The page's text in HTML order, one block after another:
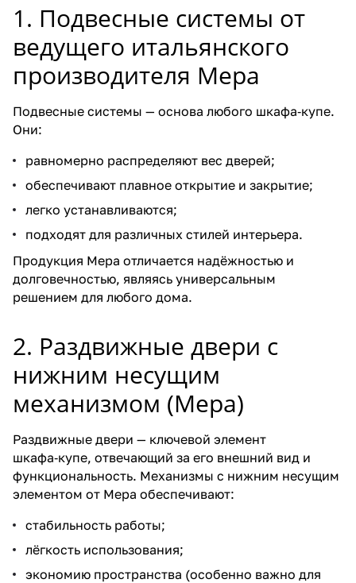
ф
о
-
к
у
е
н
е
у
щ
и
м
е
х
а
н
и
м
ы
д
в
р
и
л
е
щ
и
е
я
е
й
т
а
л
я
1. Подвесные системы от
ведущего итальянского
производителя Mepa
Подвесные системы — основа любого шкафа‑купе.
Они:
равномерно распределяют вес дверей;
обеспечивают плавное открытие и закрытие;
легко устанавливаются;
подходят для различных стилей интерьера.
Продукция Mepa отличается надёжностью и
долговечностью, являясь универсальным
решением для любого дома.
2. Раздвижные двери с
нижним несущим
механизмом (Mepa)
Раздвижные двери — ключевой элемент
шкафа‑купе, отвечающий за его внешний вид и
функциональность. Механизмы с нижним несущим
элементом от Mepa обеспечивают:
стабильность работы;
лёгкость использования;
экономию пространства (особенно важно для